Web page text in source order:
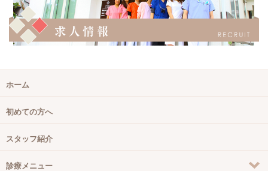
ホーム
初めての方へ
スタッフ紹介
診療メニュー